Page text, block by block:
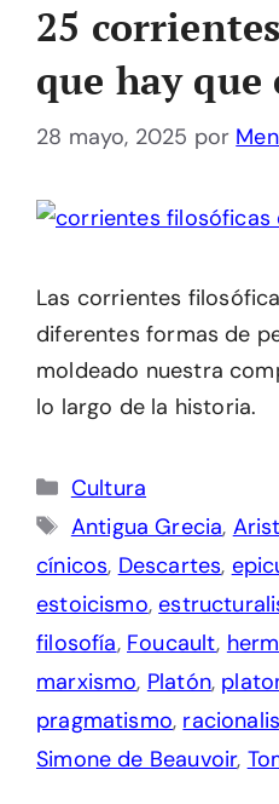
25
que hay que
28 mayo, 2025 por
Las corrientes
diferentes formas de
moldeado nuestra
lo largo de la historia.
Categorías
Cultura
Etiquetas
Antigua Grecia,
cínicos, Descartes,
estoicismo,
filosofía, Foucault,
marxismo, Platón,
pragmatismo,
Simone de Beauvoir,